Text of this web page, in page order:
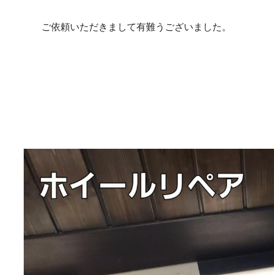
ご依頼いただきまして有難うございました。